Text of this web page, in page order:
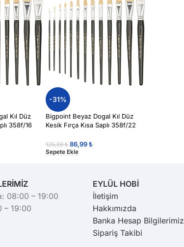
Kıl Düz
358f/16
-31%
Bigpoint Beyaz Dogal Kıl Düz
Kesik Fırça Kısa Saplı 358f/22
125,99₺ 86,99₺
Sepete Ekle
08:00 – 19:00
– 19:00
EYLÜL HOBİ
İletişim
Hakkımızda
Banka Hesap Bilgilerimiz
Sipariş Takibi